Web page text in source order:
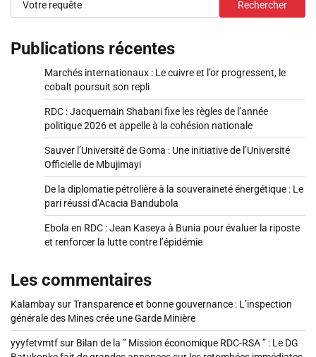
Rechercher
Publications récentes
Marchés internationaux : Le cuivre et l’or progressent, le
cobalt poursuit son repli
RDC : Jacquemain Shabani fixe les règles de l’année
politique 2026 et appelle à la cohésion nationale
Sauver l’Université de Goma : Une initiative de l’Université
Officielle de Mbujimayi
De la diplomatie pétrolière à la souveraineté énergétique : Le
pari réussi d’Acacia Bandubola
Ebola en RDC : Jean Kaseya à Bunia pour évaluer la riposte
et renforcer la lutte contre l’épidémie
Les commentaires
KalambaysurTransparence et bonne gouvernance : L’inspection
générale des Mines crée une Garde Minière
yyyfetvmtfsur Bilan de la ” Mission économique RDC-RSA ” : Le DG